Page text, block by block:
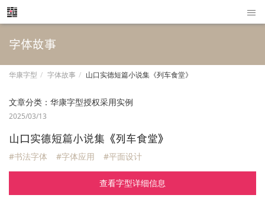
字体故事
华康字型 字体故事 山口实德短篇小说集《列车食堂》
文章分类： 华康字型授权采用实例
2025/03/13
山口实德短篇小说集《列车食堂》
#书法字体 #字体应用 #平面设计
查看字型详细信息